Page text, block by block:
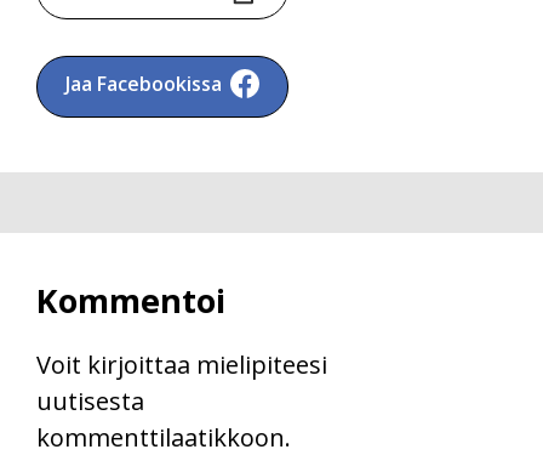
Jaa Facebookissa
Kommentoi
Voit kirjoittaa mielipiteesi
uutisesta
kommenttilaatikkoon.